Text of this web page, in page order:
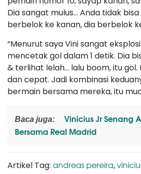
Dia sangat mulus… Anda tidak
berbelok ke kanan, dia berbelok
“Menurut saya Vini sangat
mencetak gol dalam 1 detik. Dia
& terlihat lelah… lalu boom, itu gol.
dan cepat. Jadi kombinasi
bermain bersama mereka, itu
Baca juga:
Vinicius Jr Senang
Bersama Real Madrid
Artikel Tag: andreas pereira,